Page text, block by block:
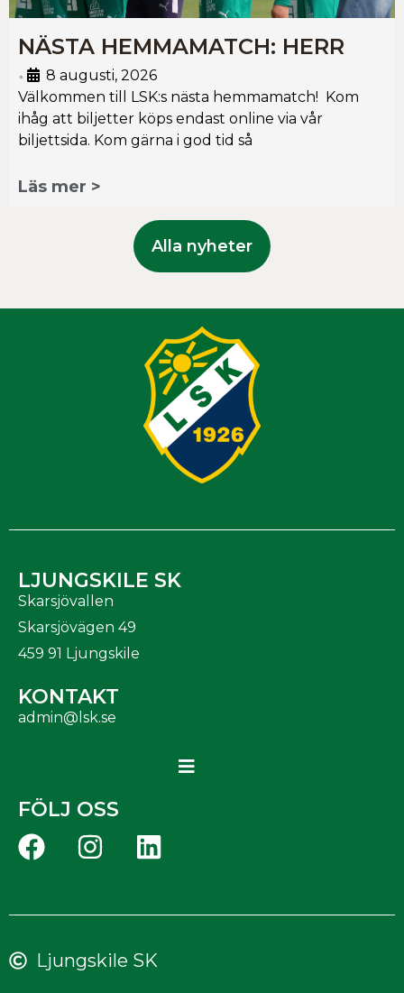
NÄSTA HEMMAMATCH: HERR
•
8 augusti, 2026
Välkommen till LSK:s nästa hemmamatch! Kom
ihåg att biljetter köps endast online via vår
biljettsida. Kom gärna i god tid så
Läs mer >
Alla nyheter
LJUNGSKILE SK
Skarsjövallen
Skarsjövägen 49
459 91 Ljungskile
KONTAKT
admin@lsk.se
FÖLJ OSS
Ljungskile SK